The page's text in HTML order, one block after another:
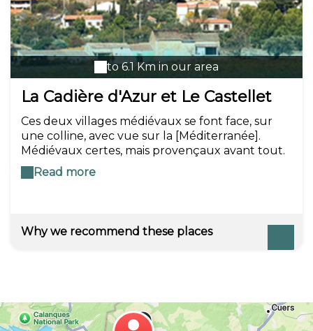
to 6.1 Km in our area
La Cadière d'Azur et Le Castellet
Ces deux villages médiévaux se font face, sur
une colline, avec vue sur la [Méditerranée].
Médiévaux certes, mais provençaux avant tout.
Ils se dévoilent au gré de leurs ruelles fleuries,
de leurs fontaines et leurs lavoirs. Au Castellet,
la richesse des propriétaires de l'époque.
Read more
Why we recommend these places